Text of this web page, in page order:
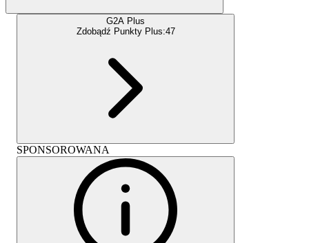
G2A Plus
Zdobądź Punkty Plus:47
SPONSOROWANA